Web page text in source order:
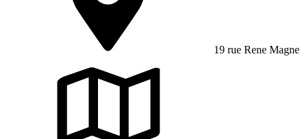
19 rue Rene Magne